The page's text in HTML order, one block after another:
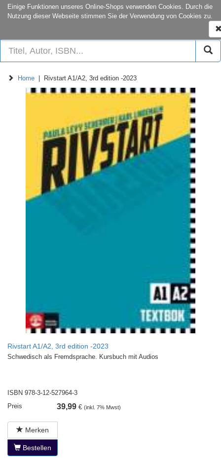
Einige Funktionen unseres Online-Shops verwenden Cookies. Durch die
Nutzung dieser Webseite stimmen Sie der Verwendung von Cookies zu.
onCampus:S1|03 +49 6151-16-
Home | Rivstart A1/A2, 3rd edition -2023
Rivstart A1/A2, 3rd edition -2023
Schwedisch als Fremdsprache. Kursbuch mit Audios
ISBN 978-3-12-527964-3
Preis
39,99 € (inkl. 7% Mwst)
Merken
Bestellen